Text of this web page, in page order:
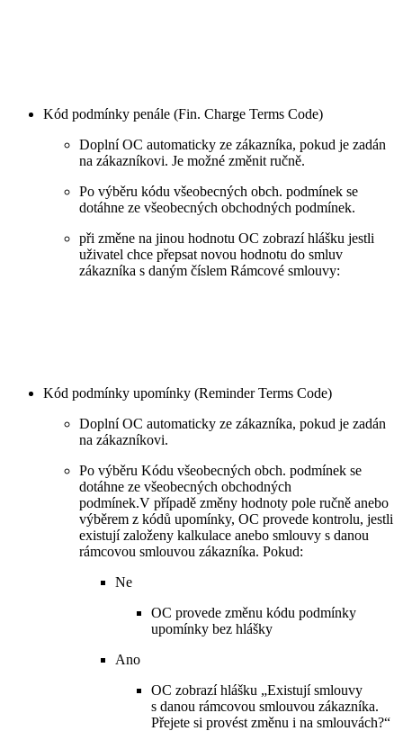
Kód podmínky penále (Fin. Charge Terms Code)
Doplní OC automaticky ze zákazníka, pokud je zadán
na zákazníkovi. Je možné změnit ručně.
Po výběru kódu všeobecných obch. podmínek se
dotáhne ze všeobecných obchodných podmínek.
při změne na jinou hodnotu OC zobrazí hlášku jestli
uživatel chce přepsat novou hodnotu do smluv
zákazníka s daným číslem Rámcové smlouvy:
Kód podmínky upomínky (Reminder Terms Code)
Doplní OC automaticky ze zákazníka, pokud je zadán
na zákazníkovi.
Po výběru Kódu všeobecných obch. podmínek se
dotáhne ze všeobecných obchodných
podmínek.V případě změny hodnoty pole ručně anebo
výběrem z kódů upomínky, OC provede kontrolu, jestli
existují založeny kalkulace anebo smlouvy s danou
rámcovou smlouvou zákazníka. Pokud:
Ne
OC provede změnu kódu podmínky
upomínky bez hlášky
Ano
OC zobrazí hlášku „Existují smlouvy
s danou rámcovou smlouvou zákazníka.
Přejete si provést změnu i na smlouvách?“